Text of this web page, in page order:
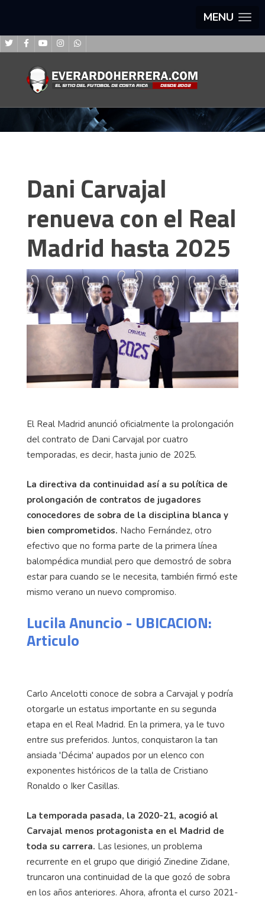
MENU
Dani Carvajal
renueva con el Real
Madrid hasta 2025
El Real Madrid anunció oficialmente la prolongación
del contrato de Dani Carvajal por cuatro
temporadas, es decir, hasta junio de 2025.
La directiva da continuidad así a su política de
prolongación de contratos de jugadores
conocedores de sobra de la disciplina blanca y
bien comprometidos. Nacho Fernández, otro
efectivo que no forma parte de la primera línea
balompédica mundial pero que demostró de sobra
estar para cuando se le necesita, también firmó este
mismo verano un nuevo compromiso.
Lucila Anuncio - UBICACION:
Articulo
Carlo Ancelotti conoce de sobra a Carvajal y podría
otorgarle un estatus importante en su segunda
etapa en el Real Madrid. En la primera, ya le tuvo
entre sus preferidos. Juntos, conquistaron la tan
ansiada 'Décima' aupados por un elenco con
exponentes históricos de la talla de Cristiano
Ronaldo o Iker Casillas.
La temporada pasada, la 2020-21, acogió al
Carvajal menos protagonista en el Madrid de
toda su carrera. Las lesiones, un problema
recurrente en el grupo que dirigió Zinedine Zidane,
truncaron una continuidad de la que gozó de sobra
en los años anteriores. Ahora, afronta el curso 2021-